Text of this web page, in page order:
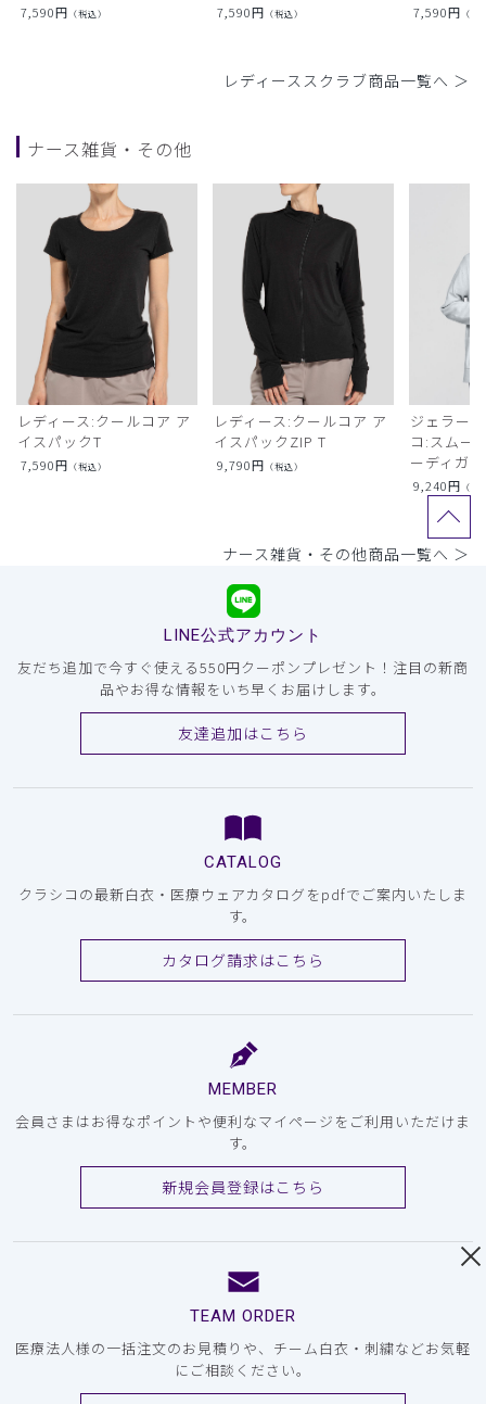
7,590円 （税込） 7,590円 （税込） 7,590円 （税
レディーススクラブ商品一覧へ ＞
ナース雑貨・その他
レディース:クールコア ア
イスパックT
7,590円 （税込）
レディース:クールコア ア
イスパックZIP T
9,790円 （税込）
ジェラー
コ:スムー
ーディガン
9,240円 （税
ナース雑貨・その他商品一覧へ ＞
LINE公式アカウント
友だち追加で今すぐ使える550円クーポンプレゼント！注目の新商
品やお得な情報をいち早くお届けします。
友達追加はこちら
CATALOG
クラシコの最新白衣・医療ウェアカタログをpdfでご案内いたしま
す。
カタログ請求はこちら
MEMBER
会員さまはお得なポイントや便利なマイページをご利用いただけま
す。
新規会員登録はこちら
TEAM ORDER
医療法人様の一括注文のお見積りや、チーム白衣・刺繍などお気軽
にご相談ください。